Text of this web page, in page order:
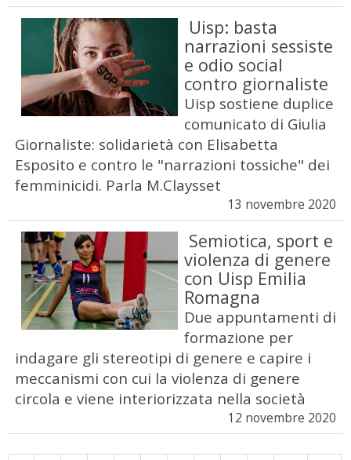
Uisp: basta
narrazioni sessiste
e odio social
contro giornaliste
Uisp sostiene duplice
comunicato di Giulia
Giornaliste: solidarietà con Elisabetta
Esposito e contro le "narrazioni tossiche" dei
femminicidi. Parla M.Claysset
13 novembre 2020
Semiotica, sport e
violenza di genere
con Uisp Emilia
Romagna
Due appuntamenti di
formazione per
indagare gli stereotipi di genere e capire i
meccanismi con cui la violenza di genere
circola e viene interiorizzata nella società
12 novembre 2020